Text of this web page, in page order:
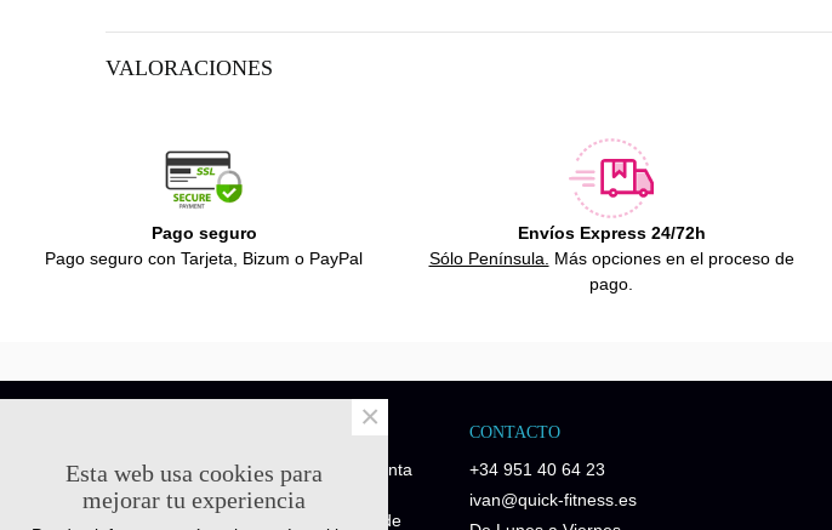
VALORACIONES
Pago seguro
Pago seguro con Tarjeta, Bizum o PayPal
Envíos Express 24/72h
Sólo Península.
Más opciones en el proceso de
pago.
Quick-Fitness es una empresa de venta
de recambios y repuestos fitness.
Disponemos de piezas de repuesto de
CONTACTO
+34 951 40 64 23
ivan@quick-fitness.es
Esta web usa cookies para
mejorar tu experiencia
×